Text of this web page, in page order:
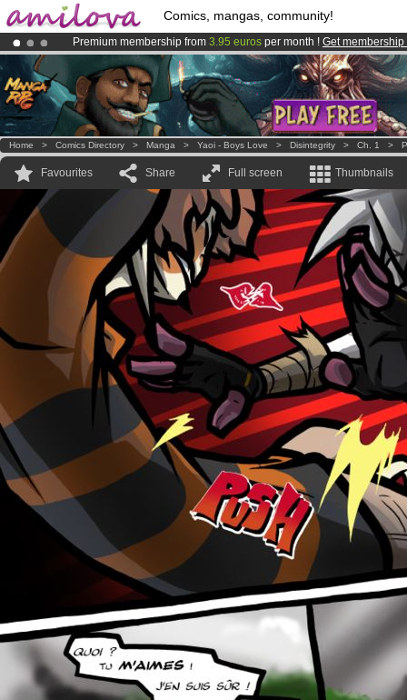
Comics, mangas, community!
Premium membership from 3.95 euros per month ! Get membership
Already 100000membersand 1000comics & mangas!.
AmilovaKickstarter is now LIVE!.
Home > Comics Directory > Manga > Yaoi - Boys Love > Disintegrity > Ch. 1 >
Favourites Share Full screen Thumbnails